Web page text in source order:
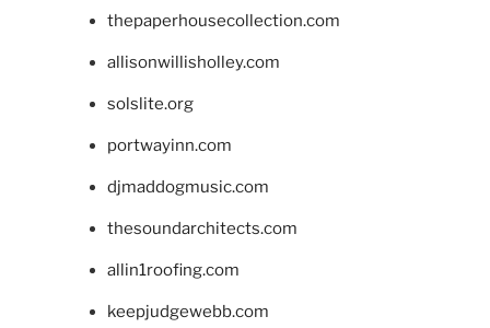
thepaperhousecollection.com
allisonwillisholley.com
solslite.org
portwayinn.com
djmaddogmusic.com
thesoundarchitects.com
allin1roofing.com
keepjudgewebb.com